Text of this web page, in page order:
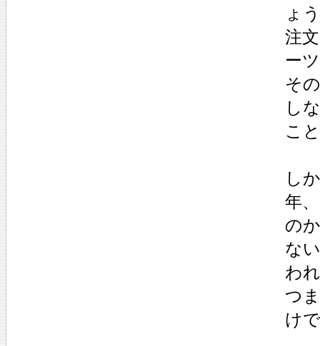
ょ
注
ー
そ
し
こ
し
年
の
な
わ
つ
け